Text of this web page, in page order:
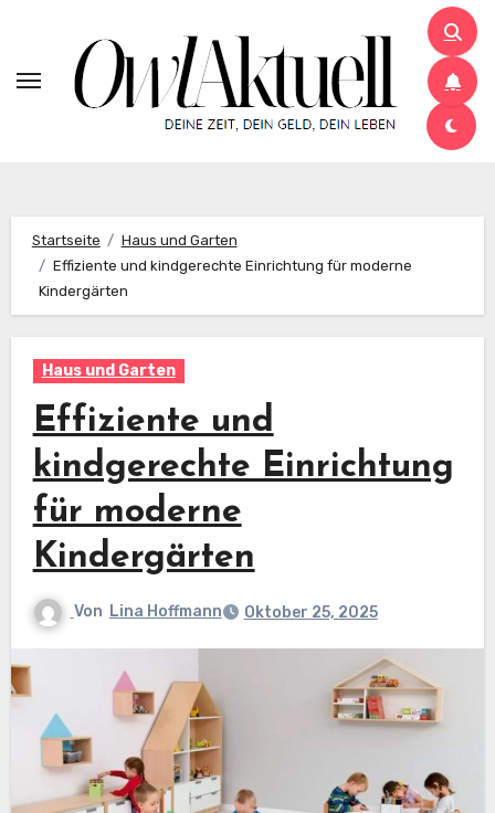
springen
Startseite
Haus und Garten
Effiziente und kindgerechte Einrichtung für moderne
Kindergärten
Haus und Garten
Effiziente und
kindgerechte Einrichtung
für moderne
Kindergärten
Von Lina Hoffmann Oktober 25, 2025